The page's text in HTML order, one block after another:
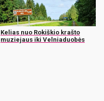
Kelias nuo Rokiškio krašto
muziejaus iki Velniaduobės